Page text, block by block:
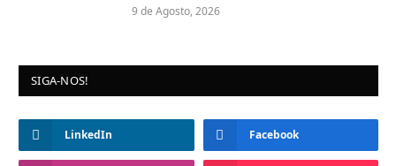
9 de Agosto, 2026
SIGA-NOS!
LinkedIn Facebook